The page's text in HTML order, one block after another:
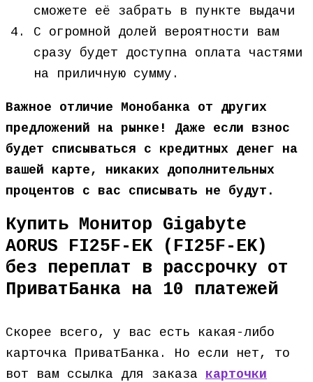
сможете её забрать в пункте выдачи
С огромной долей вероятности вам
сразу будет доступна оплата частями
на приличную сумму.
Важное отличие Монобанка от других
предложений на рынке! Даже если взнос
будет списываться с кредитных денег на
вашей карте, никаких дополнительных
процентов с вас списывать не будут.
Купить Монитор Gigabyte
AORUS FI25F-EK (FI25F-EK)
без переплат в рассрочку от
ПриватБанка на 10 платежей
Скорее всего, у вас есть какая-либо
карточка ПриватБанка. Но если нет, то
вот вам ссылка для заказа карточки